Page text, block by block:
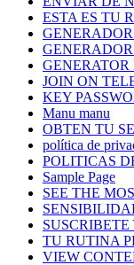
ESTA ES TU
GENERATOR
JOIN ON
KEY
Manu manu
OBTEN TU
política de
POLITICAS
Sample Page
SEE THE
TU RUTINA
VIEW